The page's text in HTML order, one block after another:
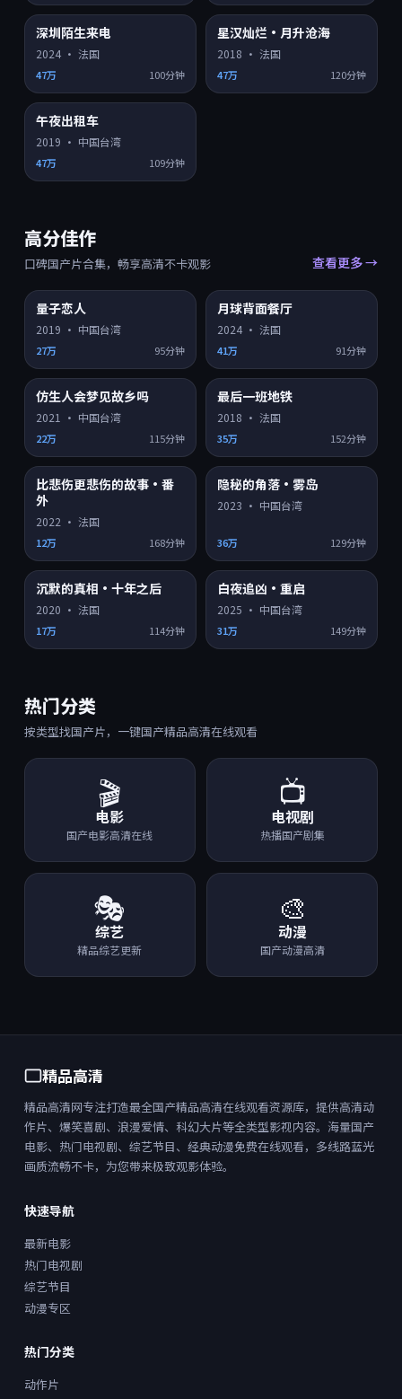
8.4
深圳陌生来电
2024· 法国
47万 100分钟
7.8
星汉灿烂·月升沧海
2018 · 法国
47万 120分钟
8.6
午夜出租车
2019 · 中国台湾
47万 109分钟
高分佳作
口碑国产片合集，畅享高清不卡观影 查看更多 →
9.4
量子恋人
2019 · 中国台湾
27万 95分钟
月球背面餐厅
2024· 法国
41万 91分钟
9.4
仿生人会梦见故乡吗
2021 · 中国台湾
22万 115分钟
9.4
最后一班地铁
2018 · 法国
35万 152分钟
9.3
HD
比悲伤更悲伤的故事·番
外
2022 · 法国
12万 168分钟
9.2
隐秘的角落·雾岛
2023 · 中国台湾
36万 129分钟
9.2
沉默的真相·十年之后
2020 · 法国
17万 114分钟
9.2
白夜追凶·重启
2025 · 中国台湾
31万 149分钟
热门分类
按类型找国产片，一键国产精品高清在线观看
🎬
电影
国产电影高清在线
📺
电视剧
热播国产剧集
🎭
综艺
精品综艺更新
🎨
动漫
国产动漫高清
精品高清
精品高清网专注打造最全国产精品高清在线观看资源库，提供高清动
作片、爆笑喜剧、浪漫爱情、科幻大片等全类型影视内容。海量国产
电影、热门电视剧、综艺节目、经典动漫免费在线观看，多线路蓝光
画质流畅不卡，为您带来极致观影体验。
快速导航
最新电影
热门电视剧
综艺节目
动漫专区
热门分类
动作片